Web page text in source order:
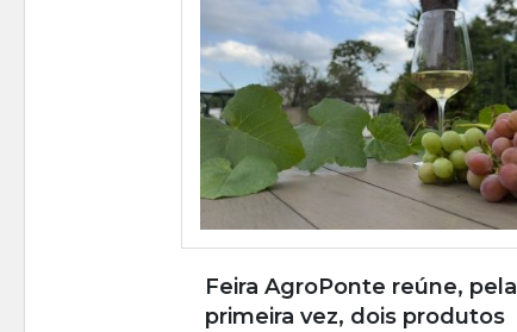
Feira AgroPonte reúne, pela
primeira vez, dois produtos